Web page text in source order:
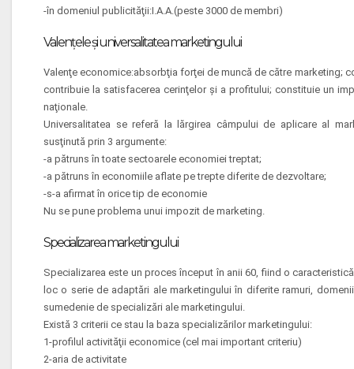
-în domeniul publicităţii:I.A.A.(peste 3000 de membri)
Valenţele şi universalitatea marketingului
Valenţe economice:absorbţia forţei de muncă de către marketing;
contribuie la satisfacerea cerinţelor şi a profitului; constituie un
naţionale.
Universalitatea se referă la lărgirea câmpului de aplicare al
susţinută prin 3 argumente:
-a pătruns în toate sectoarele economiei treptat;
-a pătruns în economiile aflate pe trepte diferite de dezvoltare;
-s-a afirmat în orice tip de economie
Nu se pune problema unui impozit de marketing.
Specializarea marketingului
Specializarea este un proces început în anii 60, fiind o
loc o serie de adaptări ale marketingului în diferite ramuri,
sumedenie de specializări ale marketingului.
Există 3 criterii ce stau la baza specializărilor marketingului:
1-profilul activităţii economice (cel mai important criteriu)
2-aria de activitate